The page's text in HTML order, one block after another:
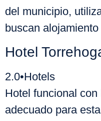
del municipio,
buscan
Hotel
2.0•Hotels
Hotel funcional
adecuado para